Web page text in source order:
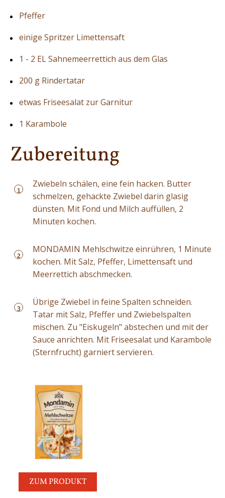
Pfeffer
einige Spritzer Limettensaft
1 - 2 EL Sahnemeerrettich aus dem Glas
200 g Rindertatar
etwas Friseesalat zur Garnitur
1 Karambole
Zubereitung
1
Zwiebeln schälen, eine fein hacken. Butter
schmelzen, gehackte Zwiebel darin glasig
dünsten. Mit Fond und Milch auffüllen, 2
Minuten kochen.
2
MONDAMIN Mehlschwitze einrühren, 1 Minute
kochen. Mit Salz, Pfeffer, Limettensaft und
Meerrettich abschmecken.
3
Übrige Zwiebel in feine Spalten schneiden.
Tatar mit Salz, Pfeffer und Zwiebelspalten
mischen. Zu "Eiskugeln" abstechen und mit der
Sauce anrichten. Mit Friseesalat und Karambole
(Sternfrucht) garniert servieren.
ZUM PRODUKT